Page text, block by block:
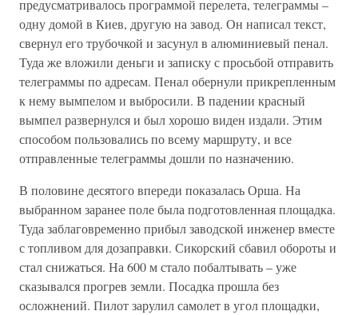
предусматривалось программой перелета, телеграммы –
одну домой в Киев, другую на завод. Он написал текст,
свернул его трубочкой и засунул в алюминиевый пенал.
Туда же вложили деньги и записку с просьбой отправить
телеграммы по адресам. Пенал обернули прикрепленным
к нему вымпелом и выбросили. В падении красный
вымпел развернулся и был хорошо виден издали. Этим
способом пользовались по всему маршруту, и все
отправленные телеграммы дошли по назначению.
В половине десятого впереди показалась Орша. На
выбранном заранее поле была подготовленная площадка.
Туда заблаговременно прибыл заводской инженер вместе
с топливом для дозаправки. Сикорский сбавил обороты и
стал снижаться. На 600 м стало побалтывать – уже
сказывался прогрев земли. Посадка прошла без
осложнений. Пилот зарулил самолет в угол площадки,